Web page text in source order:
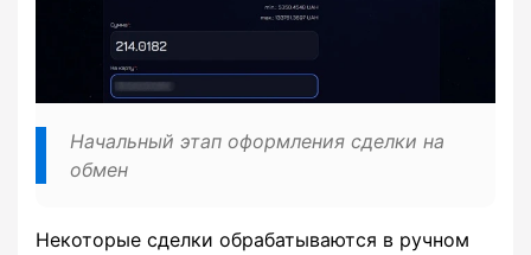
Начальный этап оформления сделки на
обмен
Некоторые сделки обрабатываются в ручном